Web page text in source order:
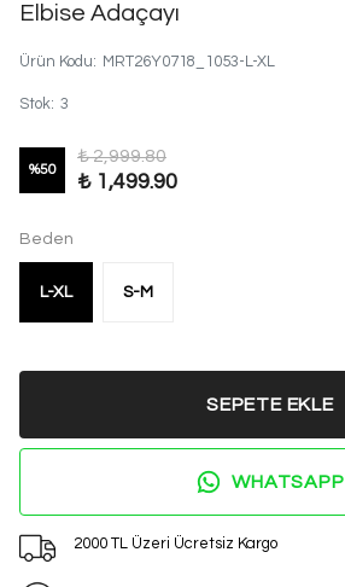
Elbise Adaçayı
Ürün Kodu: MRT26Y0718_1053-L-XL
Stok: 3
%50
₺ 2,999.80
₺ 1,499.90
Beden
L-XL S-M
SEPETE EKLE
WHATSAPP
2000 TL Üzeri Ücretsiz Kargo